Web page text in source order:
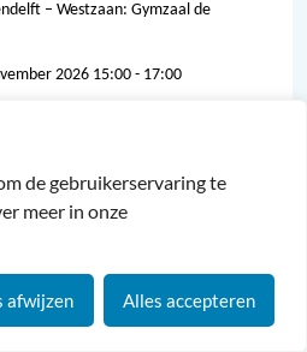
de gebruikerservaring te
meer in onze
afwijzen Alles accepteren
– Westzaan: Gymzaal de
2026 15:00 - 17:00
– Westzaan: Gymzaal de